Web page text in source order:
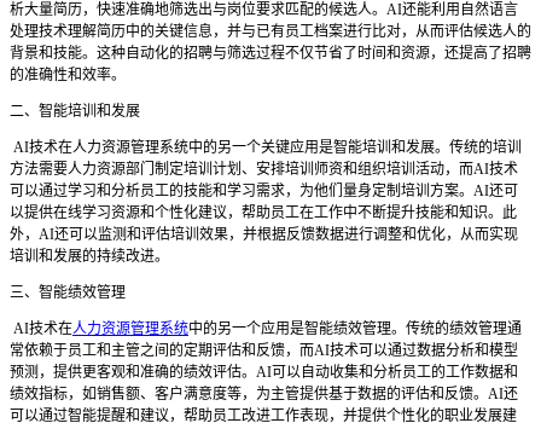
析大量简历，快速准确地筛选出与岗位要求匹配的候选人。AI还能利用自然语言
处理技术理解简历中的关键信息，并与已有员工档案进行比对，从而评估候选人的
背景和技能。这种自动化的招聘与筛选过程不仅节省了时间和资源，还提高了招聘
的准确性和效率。
二、智能培训和发展
AI技术在人力资源管理系统中的另一个关键应用是智能培训和发展。传统的培训
方法需要人力资源部门制定培训计划、安排培训师资和组织培训活动，而AI技术
可以通过学习和分析员工的技能和学习需求，为他们量身定制培训方案。AI还可
以提供在线学习资源和个性化建议，帮助员工在工作中不断提升技能和知识。此
外，AI还可以监测和评估培训效果，并根据反馈数据进行调整和优化，从而实现
培训和发展的持续改进。
三、智能绩效管理
AI技术在人力资源管理系统中的另一个应用是智能绩效管理。传统的绩效管理通
常依赖于员工和主管之间的定期评估和反馈，而AI技术可以通过数据分析和模型
预测，提供更客观和准确的绩效评估。AI可以自动收集和分析员工的工作数据和
绩效指标，如销售额、客户满意度等，为主管提供基于数据的评估和反馈。AI还
可以通过智能提醒和建议，帮助员工改进工作表现，并提供个性化的职业发展建